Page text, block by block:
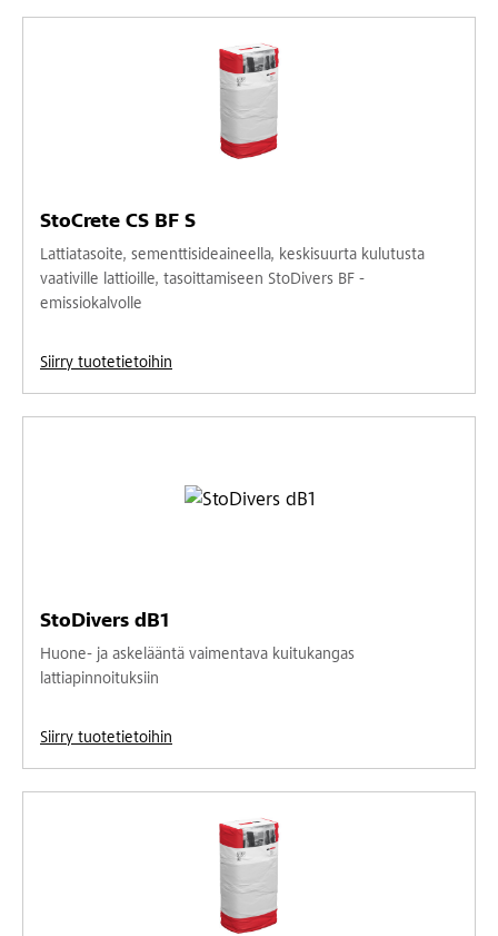
StoCrete CS BF S
Lattiatasoite, sementtisideaineella, keskisuurta kulutusta
vaativille lattioille, tasoittamiseen StoDivers BF -
emissiokalvolle
Siirry tuotetietoihin
StoDivers dB1
Huone- ja askelääntä vaimentava kuitukangas
lattiapinnoituksiin
Siirry tuotetietoihin